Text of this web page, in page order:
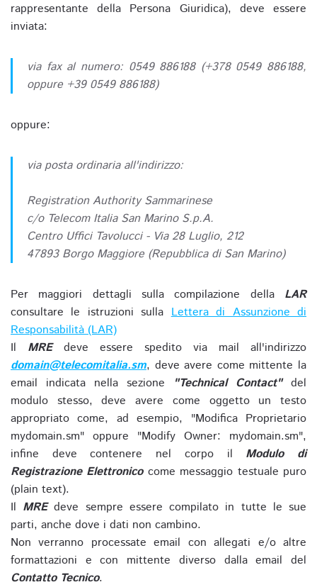
rappresentante della Persona Giuridica), deve essere
inviata:
via fax al numero: 0549 886188 (+378 0549 886188,
oppure +39 0549 886188)
oppure:
via posta ordinaria all'indirizzo:
Registration Authority Sammarinese
c/o Telecom Italia San Marino S.p.A.
Centro Uffici Tavolucci - Via 28 Luglio, 212
47893 Borgo Maggiore (Repubblica di San Marino)
Per maggiori dettagli sulla compilazione della LAR
consultare le istruzioni sullaLettera di Assunzione di
Responsabilità (LAR)
Il MREdeve essere spedito via mail all'indirizzo
domain@telecomitalia.sm, deve avere come mittente la
email indicata nella sezione
"Technical Contact"del
modulo stesso, deve avere come oggetto un testo
appropriato come, ad esempio, "Modifica Proprietario
mydomain.sm" oppure "Modify Owner: mydomain.sm",
infine deve contenere nel corpo il Modulo di
Registrazione Elettronicocome messaggio testuale puro
(plain text).
Il MREdeve sempre essere compilato in tutte le sue
parti, anche dove i dati non cambino.
Non verranno processate email con allegati e/o altre
formattazioni e con mittente diverso dalla email del
Contatto Tecnico.